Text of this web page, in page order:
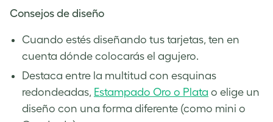
Consejos de diseño
Cuando estés diseñando tus tarjetas, ten en
cuenta dónde colocarás el agujero.
Destaca entre la multitud con esquinas
redondeadas, Estampado Oro o Plata o elige un
diseño con una forma diferente (como mini o